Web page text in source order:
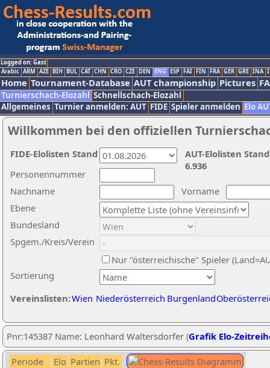
Logged on: Gast
Arabic ARM AZE BIH BUL CAT CHN CRO CZE DEN ENG ESP FAI FIN FRA GER GRE INA
Home Tournament-Database AUT championship Pictures
Turnierschach-Elozahl Schnellschach-Elozahl
Allgemeines Turnier anmelden: AUT FIDE Spieler anmelden Elo
Willkommen bei den offiziellen
Nachname
Vorname
Ebene
Sortierung
Personennummer
Bundesland
Spgem./Kreis/Verein
Nur "österreichische" Spieler
Vereinslisten:Wien Niederösterreich Burgenland
AUT-Elolisten
6.936
FIDE-Elolisten Stand
Pnr:145387 Name: Leonhard Waltersdorfer (Grafik Elo-
Periode Elo Partien Pkt.